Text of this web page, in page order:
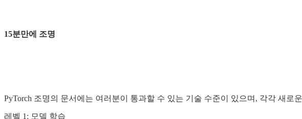
15분만에 조명
PyTorch 조명의 문서에는 여러분이 통과할 수 있는 기술 수준이 있으며, 각각 새로
레벨 1: 모델 학습